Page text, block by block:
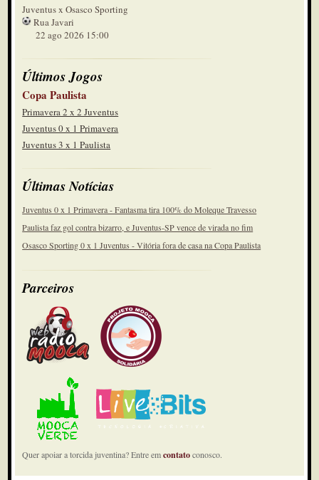
Juventus x Osasco Sporting
Rua Javari
22 ago 2026 15:00
Últimos Jogos
Copa Paulista
Primavera 2 x 2 Juventus
Juventus 0 x 1 Primavera
Juventus 3 x 1 Paulista
Últimas Notícias
Juventus 0 x 1 Primavera - Fantasma tira 100% do Moleque Travesso
Paulista faz gol contra bizarro, e Juventus-SP vence de virada no fim
Osasco Sporting 0 x 1 Juventus - Vitória fora de casa na Copa Paulista
Parceiros
Quer apoiar a torcida juventina? Entre emcontatoconosco.